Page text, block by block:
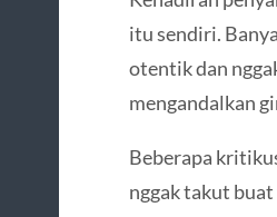
itu sendiri.
otentik dan
mengandalkan
Beberapa
nggak takut